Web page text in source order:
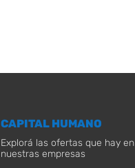
CAPITAL HUMANO
Explorá las ofertas que hay en
nuestras empresas